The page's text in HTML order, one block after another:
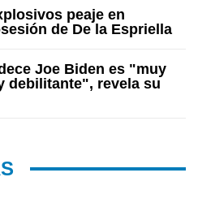
peaje en
de De la Espriella
Joe Biden es "muy
debilitante", revela su